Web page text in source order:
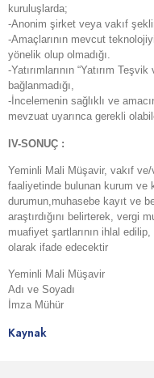
kuruluşlarda;
-Anonim şirket veya vakıf
-Amaçlarının mevcut
yönelik olup olmadığı.
-Yatırımlarının “Yatırım
bağlanmadığı,
-İncelemenin sağlıklı ve
mevzuat uyarınca gerekli
IV-SONUÇ :
Yeminli Mali Müşavir, vakıf
faaliyetinde bulunan kurum ve
durumun,muhasebe kayıt ve
araştırdığını belirterek, vergi
muafiyet şartlarının ihlal
olarak ifade edecektir
Yeminli Mali Müşavir
Adı ve Soyadı
İmza Mühür
Kaynak